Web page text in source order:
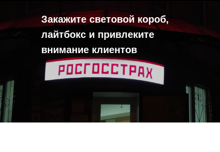
Закажите световой короб,
лайтбокс и привлеките
внимание клиентов